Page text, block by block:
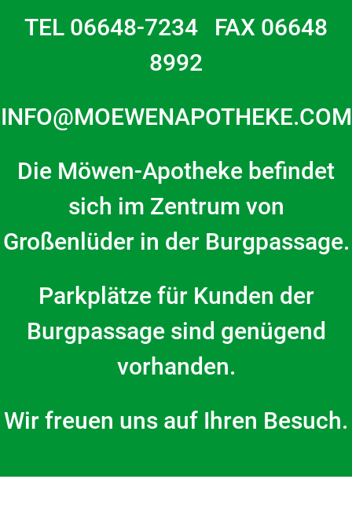
TEL 06648-7234 FAX 06648
8992
INFO@MOEWENAPOTHEKE.COM
Die Möwen-Apotheke befindet
sich im Zentrum von
Großenlüder in der Burgpassage.
Parkplätze für Kunden der
Burgpassage sind genügend
vorhanden.
Wir freuen uns auf Ihren Besuch.